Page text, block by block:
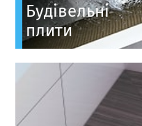
Будівельні
плити